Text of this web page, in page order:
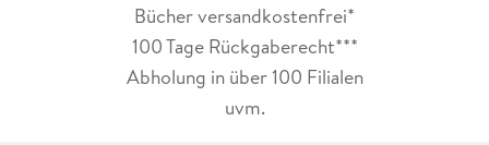
Bücher versandkostenfrei*
100 Tage Rückgaberecht***
Abholung in über 100 Filialen
uvm.